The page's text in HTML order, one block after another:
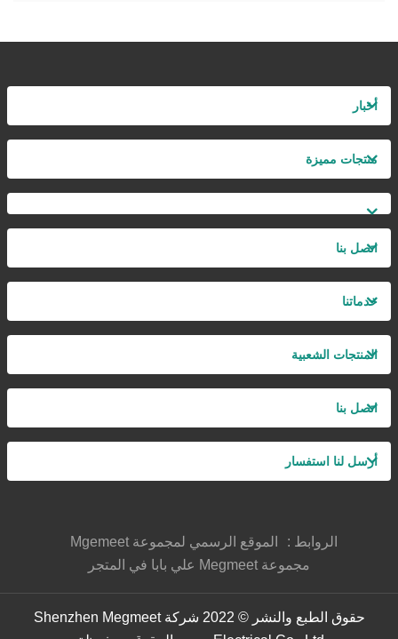
أخبار
منتجات مميزة
اتصل بنا
خدماتنا
المنتجات الشعبية
اتصل بنا
أرسل لنا استفسار
الروابط :
الموقع الرسمي لمجموعة Mgemeet
مجموعة Megmeet علي بابا في المتجر
حقوق الطبع والنشر © 2022 شركة Shenzhen Megmeet